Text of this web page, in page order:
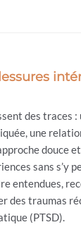
des traces
une
douce
sans s’y
entendues,
des traumas
(PTSD).